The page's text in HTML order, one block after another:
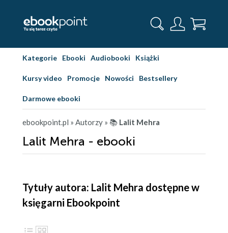
Kategorie Ebooki Audiobooki Książki
Kursy video Promocje Nowości Bestsellery
Darmowe ebooki
ebookpoint.pl » Autorzy » 📚 Lalit Mehra
Lalit Mehra - ebooki
Tytuły autora: Lalit Mehra dostępne w
księgarni Ebookpoint